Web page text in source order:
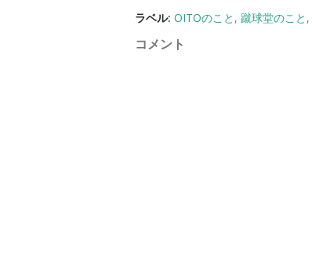
ラベル: OITOのこと 蹴球堂のこと
コメント